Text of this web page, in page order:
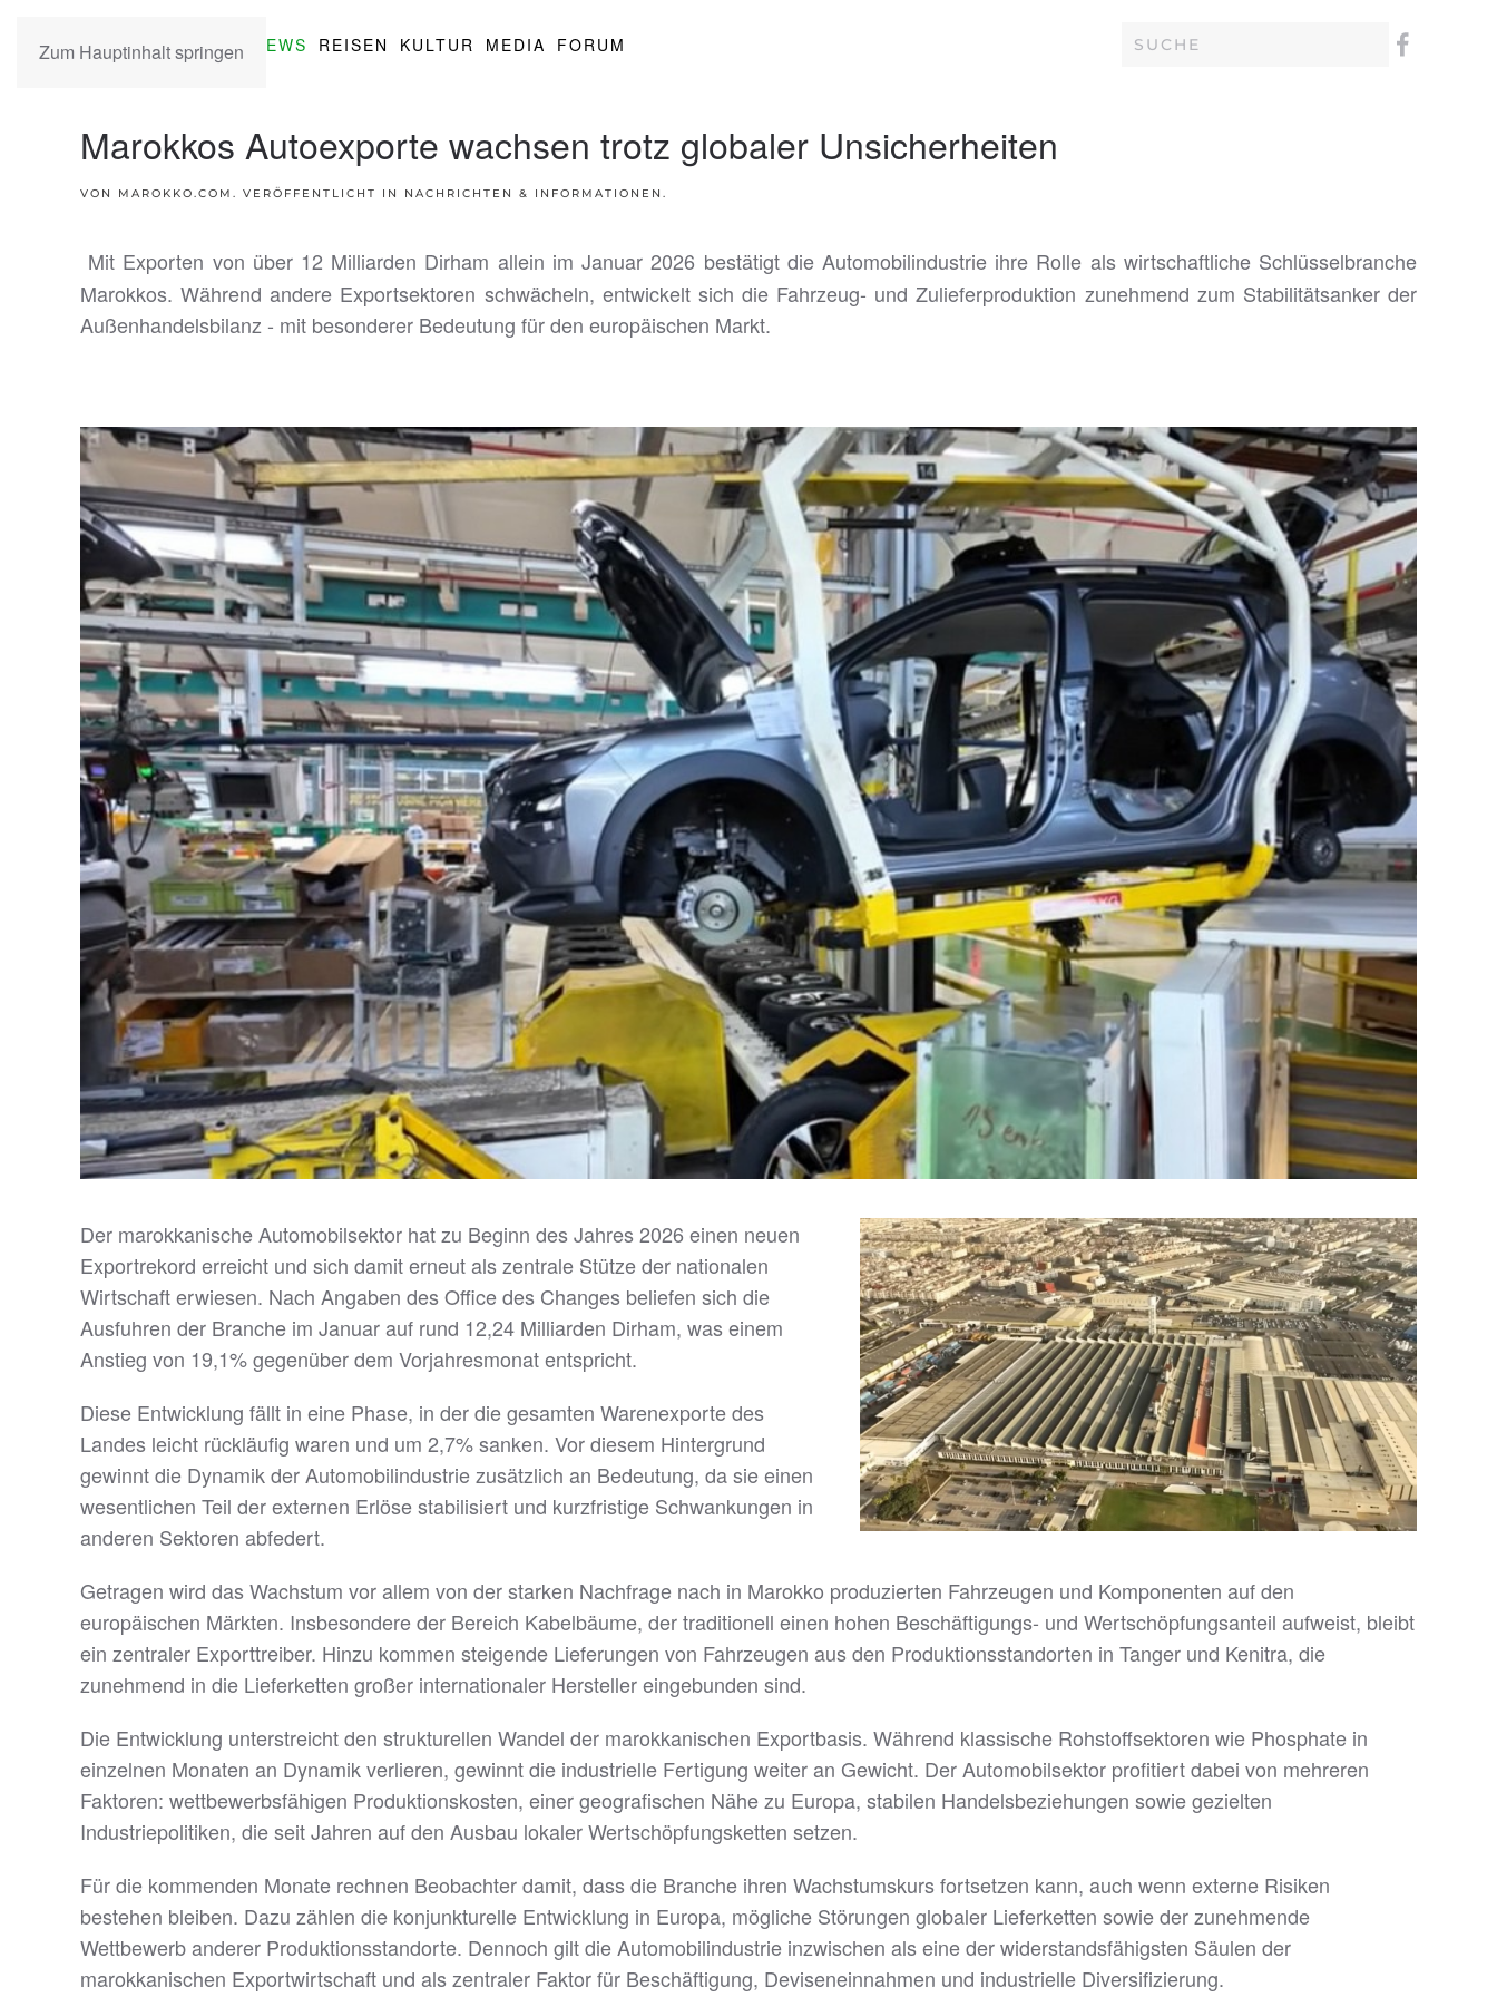
Zum Hauptinhalt springen NEWS REISEN KULTUR MEDIA FORUM
Marokkos Autoexporte wachsen trotz globaler Unsicherheiten
VON MAROKKO.COM. VERÖFFENTLICHT IN NACHRICHTEN & INFORMATIONEN .
Mit Exporten von über 12 Milliarden Dirham allein im Januar 2026 bestätigt die Automobilindustrie ihre Rolle als wirtschaftliche Schlüsselbranche
Marokkos. Während andere Exportsektoren schwächeln, entwickelt sich die Fahrzeug- und Zulieferproduktion zunehmend zum Stabilitätsanker der
Außenhandelsbilanz - mit besonderer Bedeutung für den europäischen Markt.
Der marokkanische Automobilsektor hat zu Beginn des Jahres 2026 einen neuen
Exportrekord erreicht und sich damit erneut als zentrale Stütze der nationalen
Wirtschaft erwiesen. Nach Angaben des Office des Changes beliefen sich die
Ausfuhren der Branche im Januar auf rund 12,24 Milliarden Dirham, was einem
Anstieg von 19,1% gegenüber dem Vorjahresmonat entspricht.
Diese Entwicklung fällt in eine Phase, in der die gesamten Warenexporte des
Landes leicht rückläufig waren und um 2,7% sanken. Vor diesem Hintergrund
gewinnt die Dynamik der Automobilindustrie zusätzlich an Bedeutung, da sie einen
wesentlichen Teil der externen Erlöse stabilisiert und kurzfristige Schwankungen in
anderen Sektoren abfedert.
Getragen wird das Wachstum vor allem von der starken Nachfrage nach in Marokko produzierten Fahrzeugen und Komponenten auf den
europäischen Märkten. Insbesondere der Bereich Kabelbäume, der traditionell einen hohen Beschäftigungs- und Wertschöpfungsanteil aufweist, bleibt
ein zentraler Exporttreiber. Hinzu kommen steigende Lieferungen von Fahrzeugen aus den Produktionsstandorten in Tanger und Kenitra, die
zunehmend in die Lieferketten großer internationaler Hersteller eingebunden sind.
Die Entwicklung unterstreicht den strukturellen Wandel der marokkanischen Exportbasis. Während klassische Rohstoffsektoren wie Phosphate in
einzelnen Monaten an Dynamik verlieren, gewinnt die industrielle Fertigung weiter an Gewicht. Der Automobilsektor profitiert dabei von mehreren
Faktoren: wettbewerbsfähigen Produktionskosten, einer geografischen Nähe zu Europa, stabilen Handelsbeziehungen sowie gezielten
Industriepolitiken, die seit Jahren auf den Ausbau lokaler Wertschöpfungsketten setzen.
Für die kommenden Monate rechnen Beobachter damit, dass die Branche ihren Wachstumskurs fortsetzen kann, auch wenn externe Risiken
bestehen bleiben. Dazu zählen die konjunkturelle Entwicklung in Europa, mögliche Störungen globaler Lieferketten sowie der zunehmende
Wettbewerb anderer Produktionsstandorte. Dennoch gilt die Automobilindustrie inzwischen als eine der widerstandsfähigsten Säulen der
marokkanischen Exportwirtschaft und als zentraler Faktor für Beschäftigung, Deviseneinnahmen und industrielle Diversifizierung.